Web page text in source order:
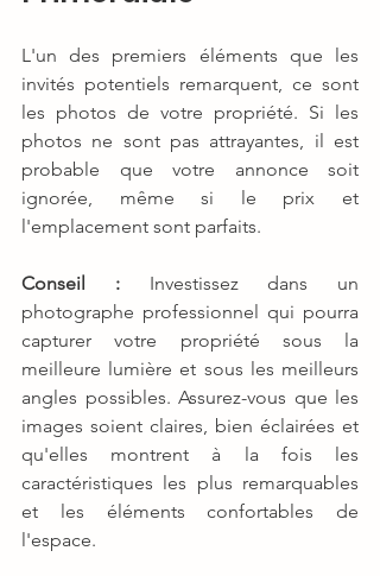
L'un des premiers éléments que les
invités potentiels remarquent, ce sont
les photos de votre propriété. Si les
photos ne sont pas attrayantes, il est
probable que votre annonce soit
ignorée, même si le prix et
l'emplacement sont parfaits.
Conseil : Investissez dans un
photographe professionnel qui pourra
capturer votre propriété sous la
meilleure lumière et sous les meilleurs
angles possibles. Assurez-vous que les
images soient claires, bien éclairées et
qu'elles montrent à la fois les
caractéristiques les plus remarquables
et les éléments confortables de
l'espace.